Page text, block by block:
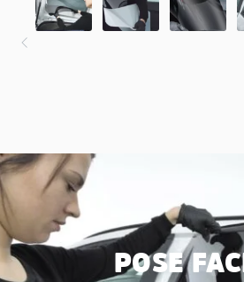
POSE